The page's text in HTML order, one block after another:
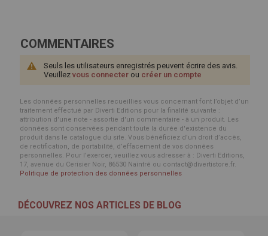
COMMENTAIRES
Seuls les utilisateurs enregistrés peuvent écrire des avis.
Veuillez vous connecter ou créer un compte
Les données personnelles recueillies vous concernant font l’objet d’un
traitement effectué par Diverti Editions pour la finalité suivante :
attribution d'une note - assortie d'un commentaire - à un produit. Les
données sont conservées pendant toute la durée d'existence du
produit dans le catalogue du site. Vous bénéficiez d’un droit d’accès,
de rectification, de portabilité, d’effacement de vos données
personnelles. Pour l’exercer, veuillez vous adresser à : Diverti Editions,
17, avenue du Cerisier Noir, 86530 Naintré ou contact@divertistore.fr.
Politique de protection des données personnelles
DÉCOUVREZ NOS ARTICLES DE BLOG